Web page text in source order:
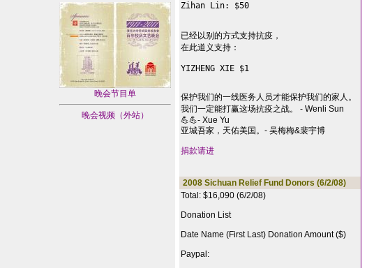
晚会节目单
晚会视频（外站）
Zihan Lin: $50
已经以别的方式支持抗疫，
在此道义支持：
YIZHENG XIE $1
保护我们的一线医务人员才能保护我们的家人。
我们一定能打赢这场抗疫之战。 - Wenli Sun
💪💪- Xue Yu
亚城吾家，天佑美国。- 吴梅梅&裴宇博
捐款请进
2008 Sichuan Relief Fund Donors (6/2/08)
Total: $16,090 (6/2/08)
Donation List
Date Name (First Last) Donation Amount ($)
Paypal: